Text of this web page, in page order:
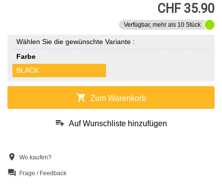
CHF 35.90
Verfügbar, mehr als 10 Stück
Wählen Sie die gewünschte Variante :
Farbe
BLACK
shopping_cart Zum Warenkorb
playlist_add Auf Wunschliste hinzufügen
location_on Wo kaufen?
question_answer Frage / Feedback